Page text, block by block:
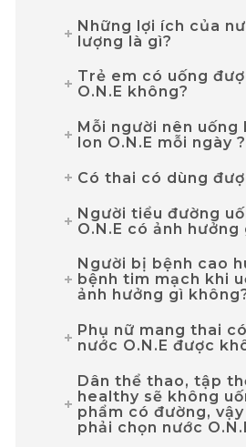
Những lợi ích của
lượng là gì?
Trẻ em có uống
O.N.E không?
Mỗi người nên uống
lon O.N.E mỗi ngày ?
Có thai có dùng
Người tiểu đường
O.N.E có ảnh hưởng
Người bị bệnh cao
bệnh tim mạch khi
ảnh hưởng gì
Phụ nữ mang thai
nước O.N.E được
Dân thể thao, tập
healthy sẽ không
phẩm có đường,
phải chọn nước